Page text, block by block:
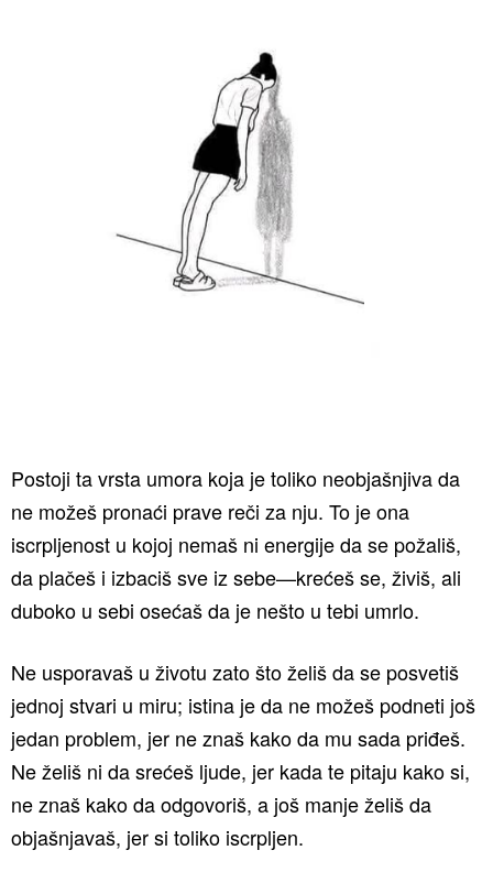
Postoji ta vrsta umora koja je toliko neobjašnjiva da
ne možeš pronaći prave reči za nju. To je ona
iscrpljenost u kojoj nemaš ni energije da se požališ,
da plačeš i izbaciš sve iz sebe—krećeš se, živiš, ali
duboko u sebi osećaš da je nešto u tebi umrlo.
Ne usporavaš u životu zato što želiš da se posvetiš
jednoj stvari u miru; istina je da ne možeš podneti još
jedan problem, jer ne znaš kako da mu sada priđeš.
Ne želiš ni da srećeš ljude, jer kada te pitaju kako si,
ne znaš kako da odgovoriš, a još manje želiš da
objašnjavaš, jer si toliko iscrpljen.